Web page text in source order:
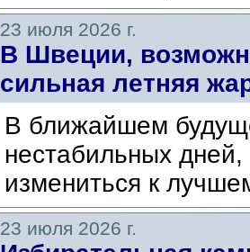
23 июля 2026 г.
В Швеции,
сильная летняя
В ближайшем
нестабильных
измениться к
23 июля 2026 г.